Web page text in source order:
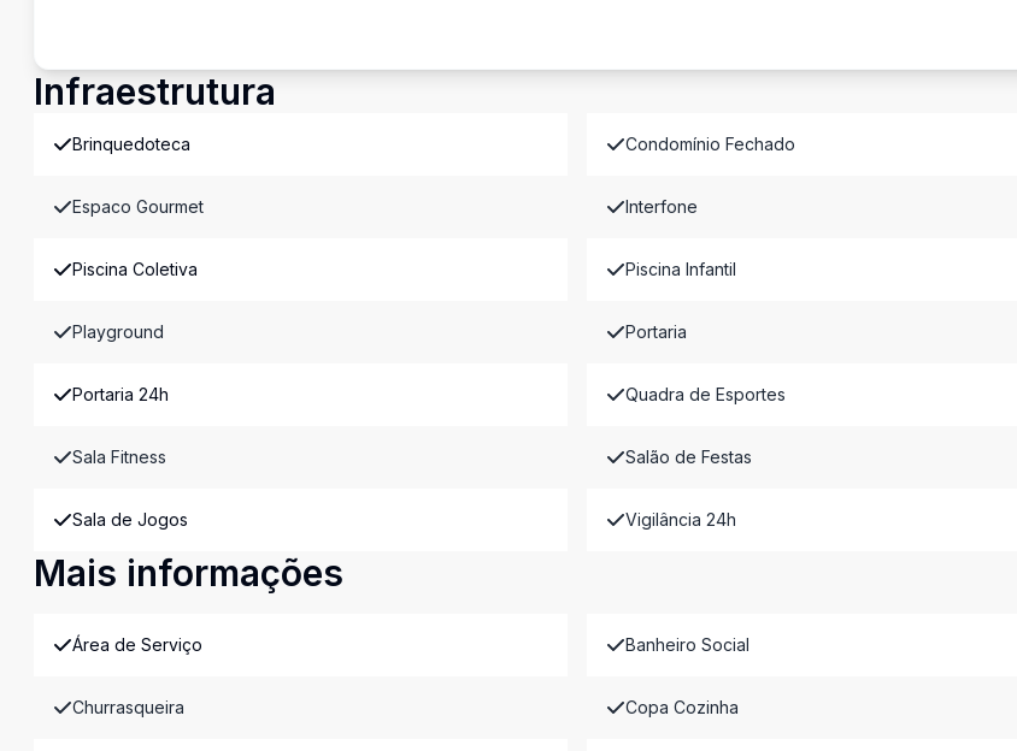
Infraestrutura
Brinquedoteca Condomínio Fechado
Espaco Gourmet Interfone
Piscina Coletiva Piscina Infantil
Playground Portaria
Portaria 24h Quadra de Esportes
Sala Fitness Salão de Festas
Sala de Jogos Vigilância 24h
Mais informações
Área de Serviço Banheiro Social
Churrasqueira Copa Cozinha